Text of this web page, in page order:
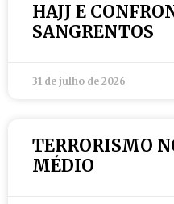
HAJJ E
SANGRENTOS
31 de julho de 2026
TERRORISMO
MÉDIO